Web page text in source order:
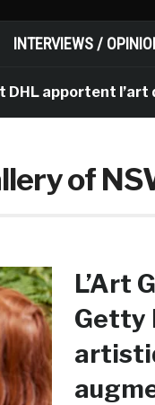
INTERVIEWS /
l’art
of
L’Art
Getty